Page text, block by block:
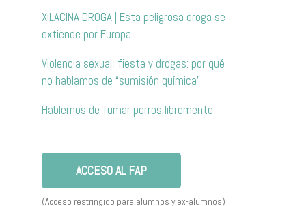
XILACINA DROGA | Esta peligrosa droga se
extiende por Europa
Violencia sexual, fiesta y drogas: por qué
no hablamos de “sumisión química”
Hablemos de fumar porros libremente
ACCESO AL FAP
(Acceso restringido para alumnos y ex-alumnos)